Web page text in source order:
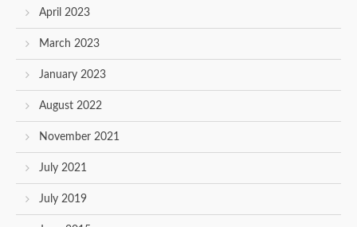
April 2023
March 2023
January 2023
August 2022
November 2021
July 2021
July 2019